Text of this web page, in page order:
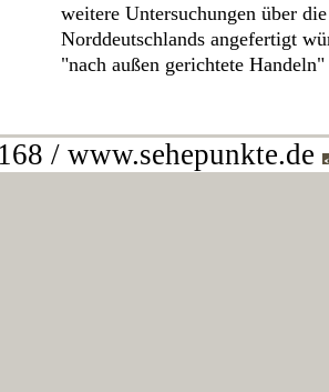
weitere Untersuchungen über
Norddeutschlands angefertigt
"nach außen gerichtete
/ www.sehepunkte.de